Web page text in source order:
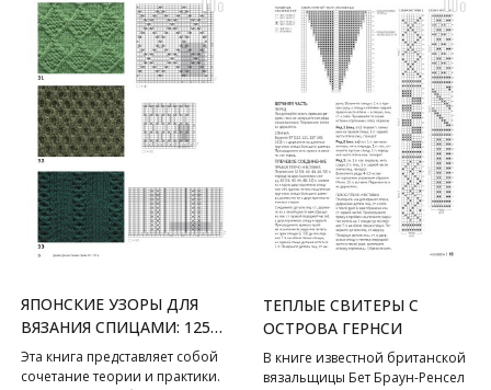
ЯПОНСКИЕ УЗОРЫ ДЛЯ
ВЯЗАНИЯ СПИЦАМИ: 125
МОТИВОВ – 125
ТЕХНИЧЕСКИХ ПРИЕМОВ
Эта книга представляет собой
сочетание теории и практики.
ТЕПЛЫЕ СВИТЕРЫ С
ОСТРОВА ГЕРНСИ
В книге известной британской
вязальщицы Бет Браун-Ренсел